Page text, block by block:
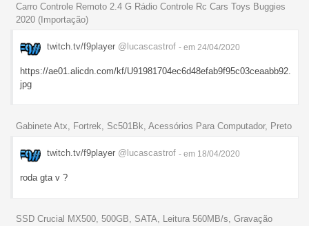
Carro Controle Remoto 2.4 G Rádio Controle Rc Cars Toys Buggies
2020 (Importação)
twitch.tv/f9player @lucascastrof - em 24/04/2020
https://ae01.alicdn.com/kf/U91981704ec6d48efab9f95c03ceaabb92.
jpg
Gabinete Atx, Fortrek, Sc501Bk, Acessórios Para Computador, Preto
twitch.tv/f9player @lucascastrof - em 18/04/2020
roda gta v ?
SSD Crucial MX500, 500GB, SATA, Leitura 560MB/s, Gravação